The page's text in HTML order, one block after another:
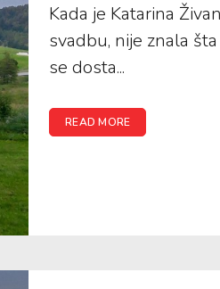
Kada je Katarina
svadbu, nije znala
se dosta...
READ MORE